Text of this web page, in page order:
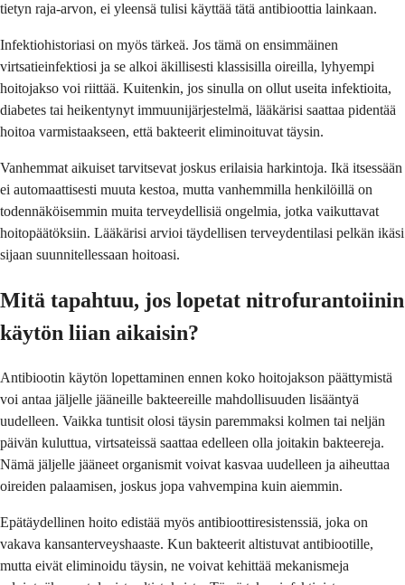
tietyn raja-arvon, ei yleensä tulisi käyttää tätä antibioottia lainkaan.
Infektiohistoriasi on myös tärkeä. Jos tämä on ensimmäinen
virtsatieinfektiosi ja se alkoi äkillisesti klassisilla oireilla, lyhyempi
hoitojakso voi riittää. Kuitenkin, jos sinulla on ollut useita infektioita,
diabetes tai heikentynyt immuunijärjestelmä, lääkärisi saattaa pidentää
hoitoa varmistaakseen, että bakteerit eliminoituvat täysin.
Vanhemmat aikuiset tarvitsevat joskus erilaisia ​​harkintoja. Ikä itsessään
ei automaattisesti muuta kestoa, mutta vanhemmilla henkilöillä on
todennäköisemmin muita terveydellisiä ongelmia, jotka vaikuttavat
hoitopäätöksiin. Lääkärisi arvioi täydellisen terveydentilasi pelkän ikäsi
sijaan suunnitellessaan hoitoasi.
Mitä tapahtuu, jos lopetat nitrofurantoiinin
käytön liian aikaisin?
Antibiootin käytön lopettaminen ennen koko hoitojakson päättymistä
voi antaa jäljelle jääneille bakteereille mahdollisuuden lisääntyä
uudelleen. Vaikka tuntisit olosi täysin paremmaksi kolmen tai neljän
päivän kuluttua, virtsateissä saattaa edelleen olla joitakin bakteereja.
Nämä jäljelle jääneet organismit voivat kasvaa uudelleen ja aiheuttaa
oireiden palaamisen, joskus jopa vahvempina kuin aiemmin.
Epätäydellinen hoito edistää myös antibioottiresistenssiä, joka on
vakava kansanterveyshaaste. Kun bakteerit altistuvat antibiootille,
mutta eivät eliminoidu täysin, ne voivat kehittää mekanismeja